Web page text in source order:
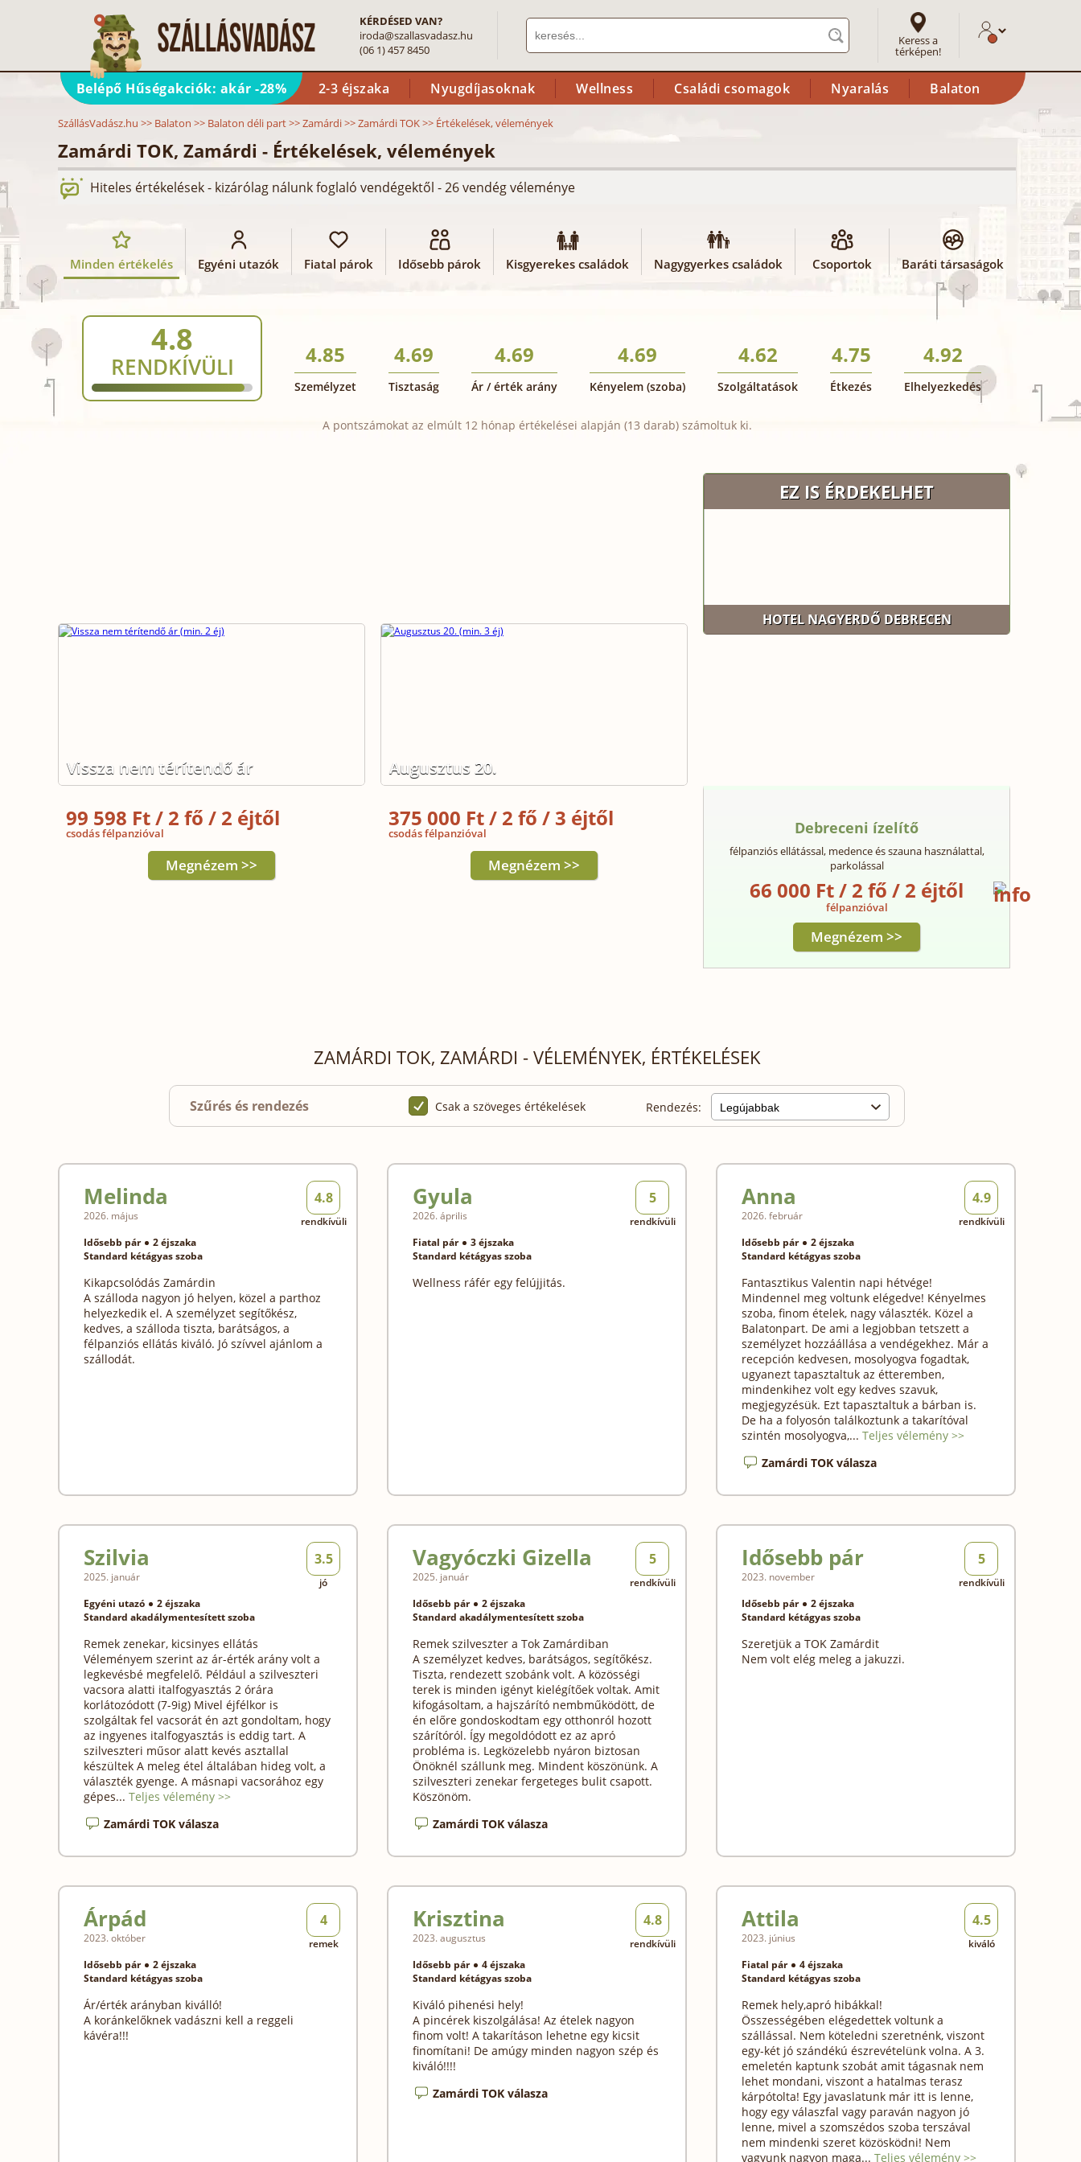
KÉRDÉSED VAN?
iroda@szallasvadasz.hu
(06 1) 457 8450
Keress a
térképen!
Belépő Hűségakciók: akár -28% 2-3 éjszaka Nyugdíjasoknak Wellness Családi csomagok Nyaralás Balaton
SzállásVadász.hu >> Balaton >> Balaton déli part>>Zamárdi>>Zamárdi TOK>> Értékelések, vélemények
Zamárdi TOK, Zamárdi - Értékelések, vélemények
Hiteles értékelések - kizárólag nálunk foglaló vendégektől - 26 vendég véleménye
Minden értékelés Egyéni utazók Fiatal párok Idősebb párok Kisgyerekes családok Nagygyerkes családok Csoportok Baráti társaságok
4.8
RENDKÍVÜLI 4.85
Személyzet
4.69
Tisztaság
4.69
Ár / érték arány
4.69
Kényelem (szoba)
4.62
Szolgáltatások
4.75
Étkezés
4.92
Elhelyezkedés
A pontszámokat az elmúlt 12 hónap értékelései alapján (13 darab) számoltuk ki.
Vissza nem térítendő ár Augusztus 20.
EZ IS ÉRDEKELHET
HOTEL NAGYERDŐ DEBRECEN
99 598 Ft / 2 fő / 2 éjtől
csodás félpanzióval
Megnézem >>
375 000 Ft / 2 fő / 3 éjtől
csodás félpanzióval
Megnézem >>
Debreceni ízelítő
félpanziós ellátással, medence és szauna használattal,
parkolással
66 000 Ft / 2 fő / 2 éjtől
félpanzióval
Megnézem >>
ZAMÁRDI TOK, ZAMÁRDI - VÉLEMÉNYEK, ÉRTÉKELÉSEK
Szűrés és rendezés Csak a szöveges értékelések Rendezés:
Melinda
2026. május
Idősebb pár
2 éjszaka
Standard kétágyas szoba
Kikapcsolódás Zamárdin
A szálloda nagyon jó helyen, közel a parthoz
helyezkedik el. A személyzet segítőkész,
kedves, a szálloda tiszta, barátságos, a
félpanziós ellátás kiváló. Jó szívvel ajánlom a
szállodát.
4.8
rendkívüli
Gyula
2026. április
Fiatal pár
3 éjszaka
Standard kétágyas szoba
Wellness ráfér egy felújjitás.
5
rendkívüli
Anna
2026. február
Idősebb pár
2 éjszaka
Standard kétágyas szoba
Fantasztikus Valentin napi hétvége!
Mindennel meg voltunk elégedve! Kényelmes
szoba, finom ételek, nagy választék. Közel a
Balatonpart. De ami a legjobban tetszett a
személyzet hozzáállása a vendégekhez. Már a
recepción kedvesen, mosolyogva fogadtak,
ugyanezt tapasztaltuk az étteremben,
mindenkihez volt egy kedves szavuk,
megjegyzésük. Ezt tapasztaltuk a bárban is.
De ha a folyosón találkoztunk a takarítóval
szintén mosolyogva,... Teljes vélemény >>
Zamárdi TOK válasza
4.9
rendkívüli
Szilvia
2025. január
Egyéni utazó
2 éjszaka
Standard akadálymentesített szoba
Remek zenekar, kicsinyes ellátás
Véleményem szerint az ár-érték arány volt a
legkevésbé megfelelő. Például a szilveszteri
vacsora alatti italfogyasztás 2 órára
korlátozódott (7-9ig) Mivel éjfélkor is
szolgáltak fel vacsorát én azt gondoltam, hogy
az ingyenes italfogyasztás is eddig tart. A
szilveszteri műsor alatt kevés asztallal
készültek A meleg étel általában hideg volt, a
választék gyenge. A másnapi vacsorához egy
gépes... Teljes vélemény >>
Zamárdi TOK válasza
3.5
jó
Vagyóczki Gizella
2025. január
Idősebb pár
2 éjszaka
Standard akadálymentesített szoba
Remek szilveszter a Tok Zamárdiban
A személyzet kedves, barátságos, segítőkész.
Tiszta, rendezett szobánk volt. A közösségi
terek is minden igényt kielégítőek voltak. Amit
kifogásoltam, a hajszárító nembműködött, de
én előre gondoskodtam egy otthonról hozott
szárítóról. Így megoldódott ez az apró
probléma is. Legközelebb nyáron biztosan
Önöknél szállunk meg. Mindent köszönünk. A
szilveszteri zenekar fergeteges bulit csapott.
Köszönöm.
Zamárdi TOK válasza
5
rendkívüli
Idősebb pár
2023. november
Idősebb pár
2 éjszaka
Standard kétágyas szoba
Szeretjük a TOK Zamárdit
Nem volt elég meleg a jakuzzi.
5
rendkívüli
Árpád
2023. október
Idősebb pár
2 éjszaka
Standard kétágyas szoba
Ár/érték arányban kiválló!
A koránkelőknek vadászni kell a reggeli
kávéra!!!
4
remek
Krisztina
2023. augusztus
Idősebb pár
4 éjszaka
Standard kétágyas szoba
Kiváló pihenési hely!
A pincérek kiszolgálása! Az ételek nagyon
finom volt! A takarításon lehetne egy kicsit
finomítani! De amúgy minden nagyon szép és
kiváló!!!!
Zamárdi TOK válasza
4.8
rendkívüli
Attila
2023. június
Fiatal pár
4 éjszaka
Standard kétágyas szoba
Remek hely,apró hibákkal!
Összességében elégedettek voltunk a
szállással. Nem köteledni szeretnénk, viszont
egy-két jó szándékú észrevételünk volna. A 3.
emeletén kaptunk szobát amit tágasnak nem
lehet mondani, viszont a hatalmas terasz
kárpótolta! Egy javaslatunk már itt is lenne,
hogy egy válaszfal vagy paraván nagyon jó
lenne, mivel a szomszédos szoba terszával
nem mindenki szeret közösködni! Nem
vagyunk nagyon maga... Teljes vélemény >>
4.5
kiváló